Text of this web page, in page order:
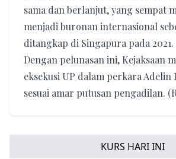
sama dan berlanjut, yang sempat
menjadi buronan internasional
ditangkap di Singapura pada 2021.
Dengan pelunasan ini, Kejaksaan
eksekusi UP dalam perkara Adelin
sesuai amar putusan pengadilan.
KURS HARI INI